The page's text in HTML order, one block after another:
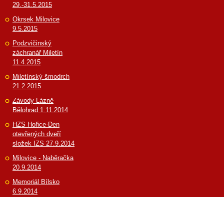
29.-31.5.2015
Okrsek Milovice
9.5.2015
Podzvičinský
záchranář Miletín
11.4.2015
Miletínský šmodrch
21.2.2015
Závody Lázně
Bělohrad 1.11.2014
HZS Hořice-Den
otevřených dveří
složek IZS 27.9.2014
Milovice - Naběračka
20.9.2014
Memoriál Bílsko
6.9.2014